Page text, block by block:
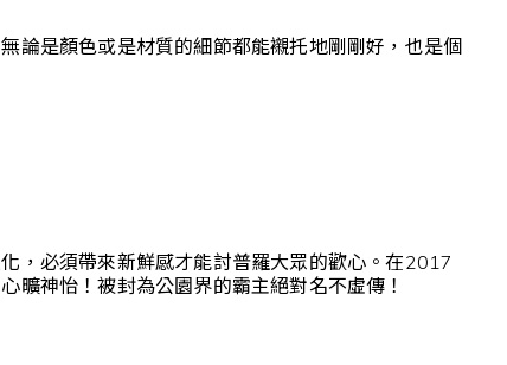
論是顏色或是材質的細節都能襯托地剛剛好，也是個
，必須帶來新鮮感才能討普羅大眾的歡心。在2017
曠神怡！被封為公園界的霸主絕對名不虛傳！